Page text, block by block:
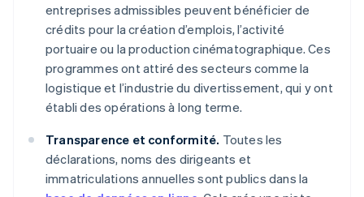
entreprises admissibles peuvent bénéficier de
crédits pour la création d’emplois, l’activité
portuaire ou la production cinématographique. Ces
programmes ont attiré des secteurs comme la
logistique et l’industrie du divertissement, qui y ont
établi des opérations à long terme.
Transparence et conformité. Toutes les
déclarations, noms des dirigeants et
immatriculations annuelles sont publics dans la